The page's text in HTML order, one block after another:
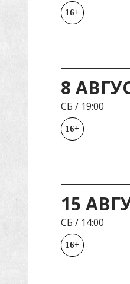
16+
8
СБ / 19:00
16+
15
СБ / 14:00
16+